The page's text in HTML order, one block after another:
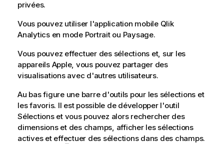
privées.
Vous pouvez utiliser l'application mobile Qlik
Analyticsen mode Portrait ou Paysage.
Vous pouvez effectuer des sélections et, sur les
appareils Apple, vous pouvez partager des
visualisationsavec d'autres utilisateurs.
Au bas figure une barre d'outils pour les sélections et
lesfavoris. Il est possible de développer l'outil
Sélections et vous pouvez alors rechercher des
dimensionset des champs, afficher les sélections
actives et effectuer des sélections dans des champs.